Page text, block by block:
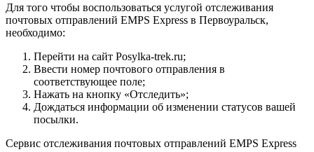
Для того чтобы воспользоваться услугой отслеживания
почтовых отправлений EMPS Express в Первоуральск,
необходимо:
Перейти на сайт Posylka-trek.ru;
Ввести номер почтового отправления в
соответствующее поле;
Нажать на кнопку «Отследить»;
Дождаться информации об изменении статусов вашей
посылки.
Сервис отслеживания почтовых отправлений EMPS Express